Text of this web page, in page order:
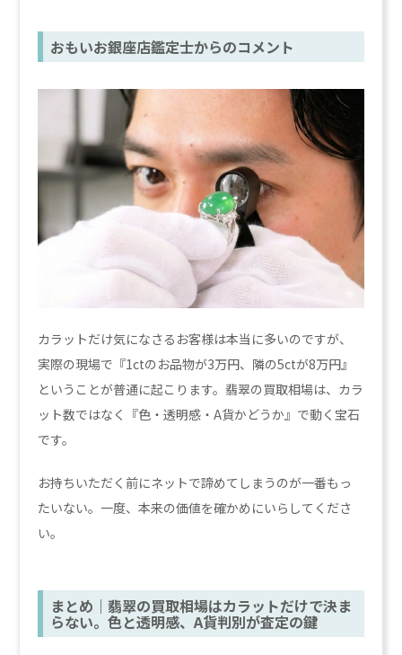
おもいお銀座店鑑定士からのコメント
カラットだけ気になさるお客様は本当に多いのですが、
実際の現場で『1ctのお品物が3万円、隣の5ctが8万円』
ということが普通に起こります。翡翠の買取相場は、カラ
ット数ではなく『色・透明感・A貨かどうか』で動く宝石
です。
お持ちいただく前にネットで諦めてしまうのが一番もっ
たいない。一度、本来の価値を確かめにいらしてくださ
い。
まとめ｜翡翠の買取相場はカラットだけで決ま
らない。色と透明感、A貨判別が査定の鍵